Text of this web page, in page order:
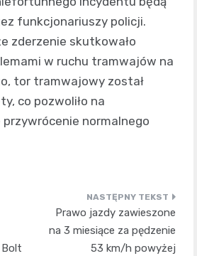
funkcjonariuszy policji.
zderzenie skutkowało
w ruchu tramwajów na
tor tramwajowy został
co pozwoliło na
normalnego
Bolt
Prawo jazdy zawieszone
na 3 miesiące za pędzenie
53 km/h powyżej